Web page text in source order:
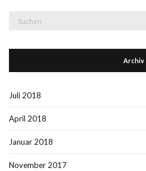
Suche
Archiv
Juli 2018
April 2018
Januar 2018
November 2017